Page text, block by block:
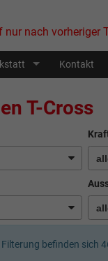
nur nach vorheriger
Kontakt
T-Cross
befinden sich